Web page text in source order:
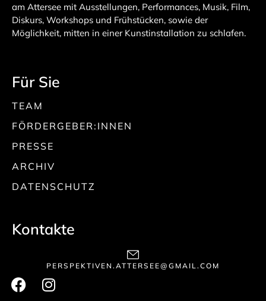
am Attersee mit Ausstellungen, Performances, Musik, Film,
Diskurs, Workshops und Frühstücken, sowie der
Möglichkeit, mitten in einer Kunstinstallation zu schlafen.
Für Sie
TEAM
FÖRDERGEBER:INNEN
PRESSE
ARCHIV
DATENSCHUTZ
Kontakte
PERSPEKTIVEN.ATTERSEE@GMAIL.COM